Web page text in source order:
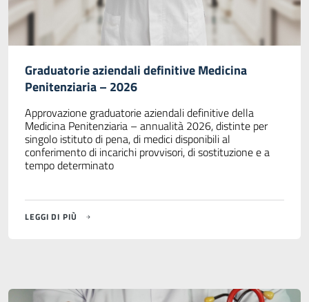
Graduatorie aziendali definitive Medicina
Penitenziaria – 2026
Approvazione graduatorie aziendali definitive della
Medicina Penitenziaria – annualità 2026, distinte per
singolo istituto di pena, di medici disponibili al
conferimento di incarichi provvisori, di sostituzione e a
tempo determinato
LEGGI DI PIÙ